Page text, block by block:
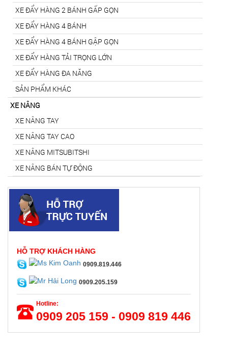
XE ĐẨY HÀNG 2 BÁNH GẤP GỌN
XE ĐẨY HÀNG 4 BÁNH
XE ĐẨY HÀNG 4 BÁNH GẬP GỌN
XE ĐẨY HÀNG TẢI TRỌNG LỚN
XE ĐẨY HÀNG ĐA NĂNG
SẢN PHẨM KHÁC
XE NÂNG
XE NÂNG TAY
XE NÂNG TAY CAO
XE NÂNG MITSUBITSHI
XE NÂNG BÁN TỰ ĐỘNG
HỖ TRỢ KHÁCH HÀNG
0909.819.446
0909.205.159
Hotline:
0909 205 159 - 0909 819 446